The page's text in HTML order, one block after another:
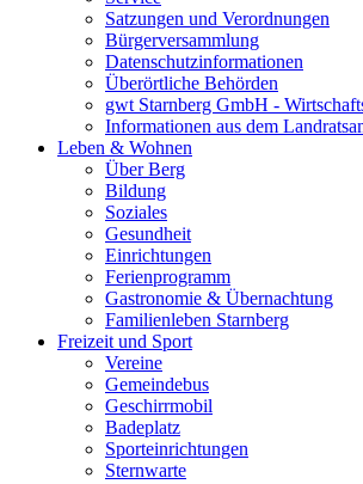
Satzungen und Verordnungen
Bürgerversammlung
Datenschutzinformationen
Überörtliche Behörden
gwt Starnberg GmbH -
Informationen aus dem
Leben & Wohnen
Über Berg
Bildung
Soziales
Gesundheit
Einrichtungen
Ferienprogramm
Gastronomie & Übernachtung
Familienleben Starnberg
Freizeit und Sport
Vereine
Gemeindebus
Geschirrmobil
Badeplatz
Sporteinrichtungen
Sternwarte